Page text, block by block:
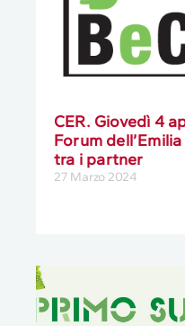
CER. Giovedì 4
Forum
tra i partner
27 Marzo 2024